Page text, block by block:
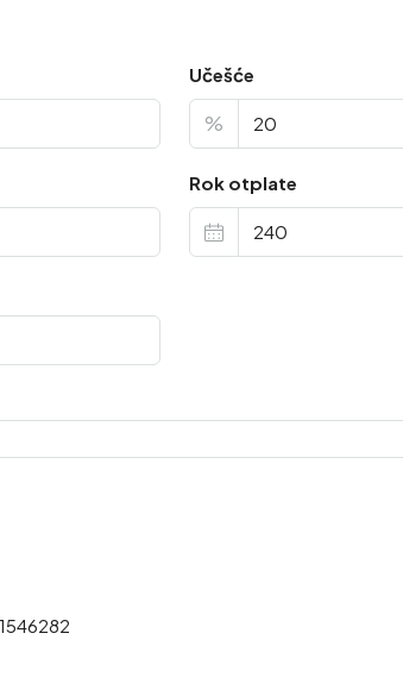
Učešće
%
Rok otplate